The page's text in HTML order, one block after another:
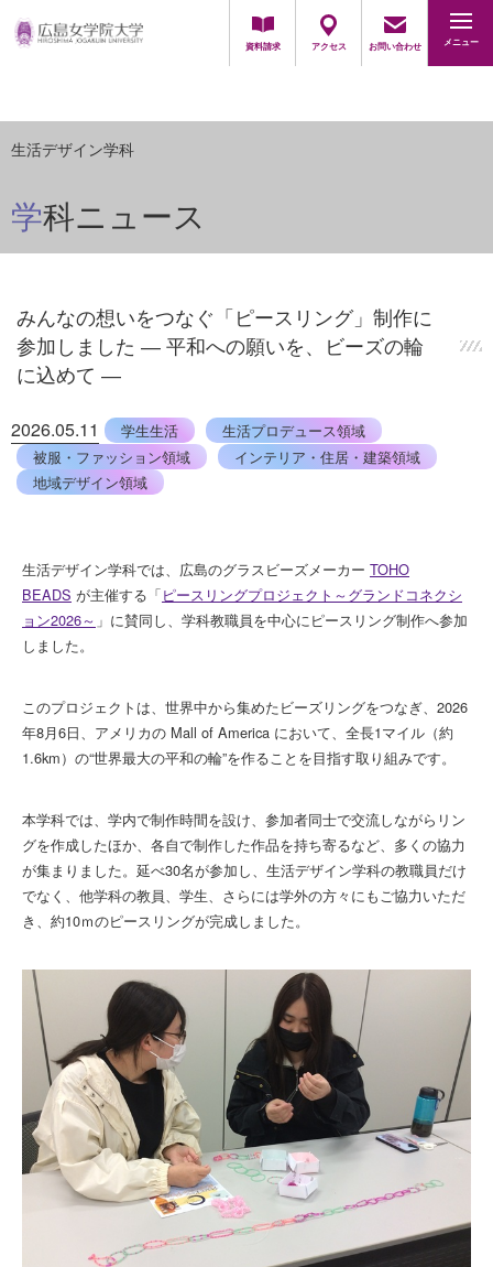
資料請求 アクセス お問い合わせ メニュー
採用担当の方
生活デザイン学科
学科ニュース
みんなの想いをつなぐ「ピースリング」制作に
参加しました ― 平和への願いを、ビーズの輪
に込めて ―
2026.05.11 学生生活
生活プロデュース領域
被服・ファッション領域
インテリア・住居・建築領域
地域デザイン領域
生活デザイン学科では、広島のグラスビーズメーカー TOHO
BEADS が主催する「ピースリングプロジェクト～グランドコネクシ
ョン2026～ 」に賛同し、学科教職員を中心にピースリング制作へ参加
しました。
このプロジェクトは、世界中から集めたビーズリングをつなぎ、2026
年8月6日、アメリカの Mall of America において、全長1マイル（約
1.6km）の“世界最大の平和の輪”を作ることを目指す取り組みです。
本学科では、学内で制作時間を設け、参加者同士で交流しながらリン
グを作成したほか、各自で制作した作品を持ち寄るなど、多くの協力
が集まりました。延べ30名が参加し、生活デザイン学科の教職員だけ
でなく、他学科の教員、学生、さらには学外の方々にもご協力いただ
き、約10ｍのピースリングが完成しました。